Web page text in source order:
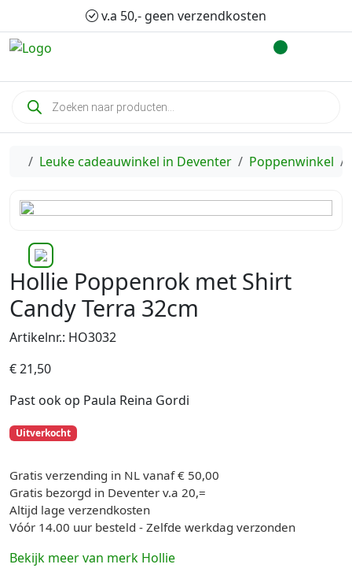
Skip to content v.a 50,- geen verzendkosten
d
n
n
Home
Leuke cadeauwinkel in Deventer Poppenwinkel
Hollie Poppenrok met Shirt
Candy Terra 32cm
Artikelnr.: HO3032
€21,50
Past ook op Paula Reina Gordi
Uitverkocht
Gratis verzending in NL vanaf € 50,00
Gratis bezorgd in Deventer v.a 20,=
Altijd lage verzendkosten
Vóór 14.00 uur besteld - Zelfde werkdag verzonden
Bekijk meer van merk Hollie